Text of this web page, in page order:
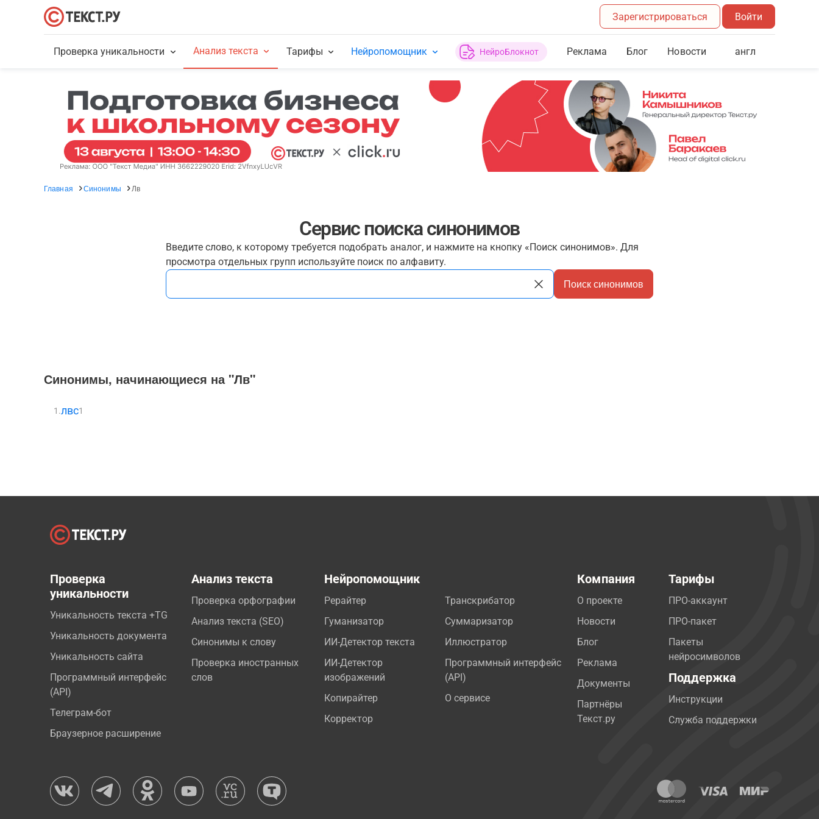
Зарегистрироваться Войти
Проверка уникальности Анализ текста Тарифы Нейропомощник НейроБлокнот Реклама Блог Новости англ
Главная Синонимы Лв
Сервис поиска синонимов
Введите слово, к которому требуется подобрать аналог, и нажмите на кнопку «Поиск синонимов». Для
просмотра отдельных групп используйте поиск по алфавиту.
Поиск синонимов
Синонимы, начинающиеся на "Лв"
1.лвс1
Проверка
уникальности
Уникальность текста +TG
Уникальность документа
Уникальность сайта
Программный интерфейс
(API)
Телеграм-бот
Браузерное расширение
Анализ текста
Проверка орфографии
Анализ текста (SEO)
Синонимы к слову
Проверка иностранных
слов
Нейропомощник
Рерайтер
Гуманизатор
ИИ-Детектор текста
ИИ-Детектор
изображений
Копирайтер
Корректор
Транскрибатор
Суммаризатор
Иллюстратор
Программный интерфейс
(API)
О сервисе
Компания
О проекте
Новости
Блог
Реклама
Документы
Партнёры
Текст.ру
Тарифы
ПРО-аккаунт
ПРО-пакет
Пакеты
нейросимволов
Поддержка
Инструкции
Служба поддержки